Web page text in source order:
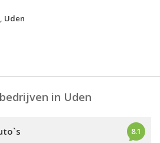
, Uden
in Uden
8.1